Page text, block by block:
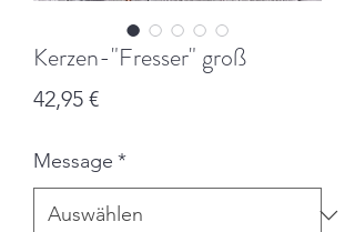
Kerzen-"Fresser" groß
42,95 €Preis
Message *